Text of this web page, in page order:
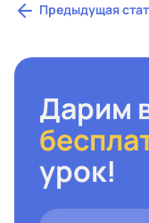
Предыдущая
Дарим
урок!